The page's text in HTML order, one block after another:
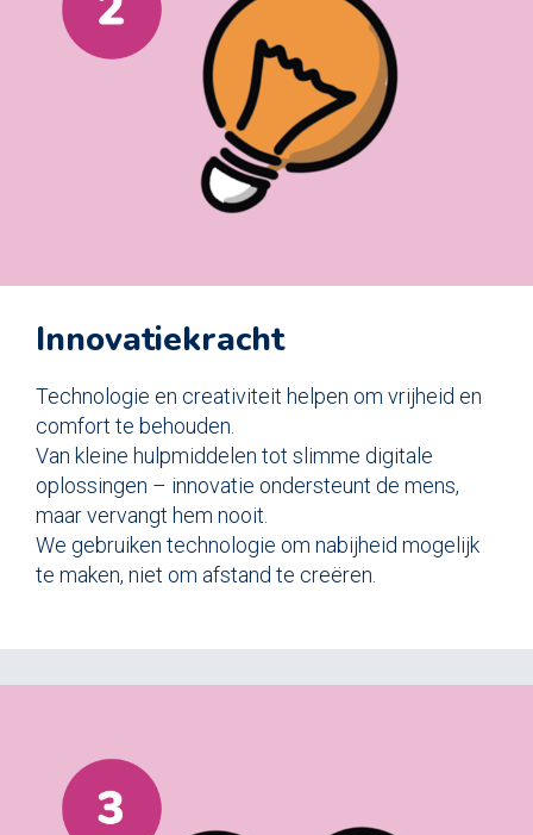
Innovatiekracht
Technologie en creativiteit helpen om vrijheid en
comfort te behouden.
Van kleine hulpmiddelen tot slimme digitale
oplossingen – innovatie ondersteunt de mens,
maar vervangt hem nooit.
We gebruiken technologie om nabijheid mogelijk
te maken, niet om afstand te creëren.